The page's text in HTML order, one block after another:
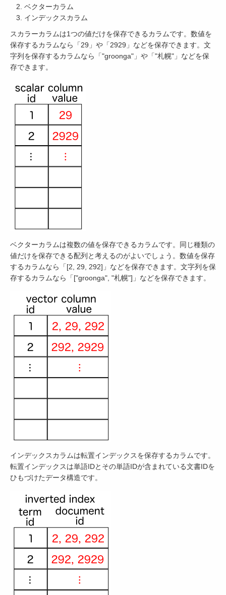
ベクターカラム
インデックスカラム
スカラーカラムは1つの値だけを保存できるカラムです。数値を
保存するカラムなら「29」や「2929」などを保存できます。文
字列を保存するカラムなら「"groonga"」や「"札幌"」などを保
存できます。
ベクターカラムは複数の値を保存できるカラムです。同じ種類の
値だけを保存できる配列と考えるのがよいでしょう。数値を保存
するカラムなら「[2, 29, 292]」などを保存できます。文字列を保
存するカラムなら「["groonga", "札幌"]」などを保存できます。
インデックスカラムは転置インデックスを保存するカラムです。
転置インデックスは単語IDとその単語IDが含まれている文書IDを
ひもづけたデータ構造です。